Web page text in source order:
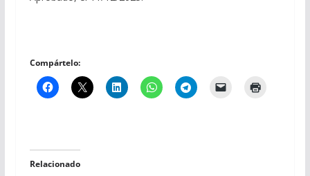
Compártelo:
Relacionado